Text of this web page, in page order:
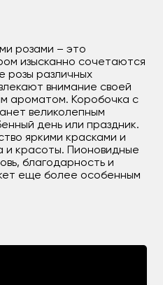
розами – это
изысканно сочетаются
розы различных
внимание своей
ароматом. Коробочка с
великолепным
день или праздник.
яркими красками и
и красоты. Пионовидные
благодарность и
еще более особенным